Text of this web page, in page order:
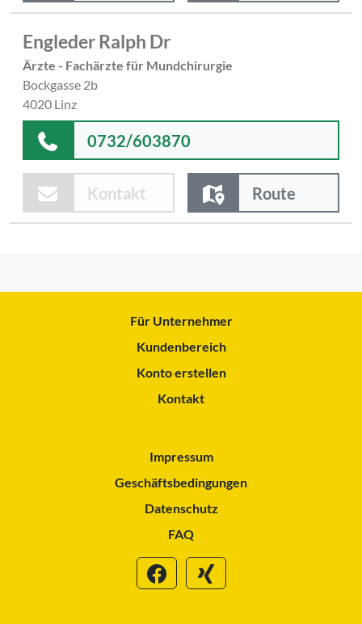
Engleder Ralph Dr
Ärzte - Fachärzte für Mundchirurgie
Bockgasse 2b
4020 Linz
0732/603870
Kontakt Route
Für Unternehmer
Kundenbereich
Konto erstellen
Kontakt
Impressum
Geschäftsbedingungen
Datenschutz
FAQ